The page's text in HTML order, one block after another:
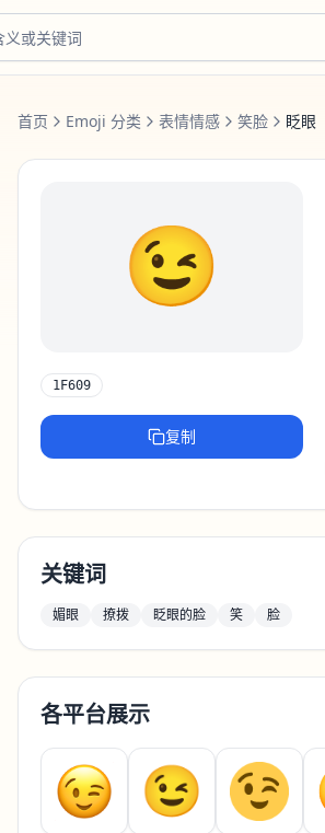
首页 Emoji 分类 表情情感 笑脸 眨眼
😉
1F609
复制
关键词
媚眼 撩拨 眨眼的脸 笑 脸
各平台展示